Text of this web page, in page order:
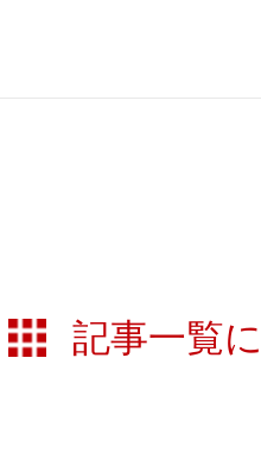
記事一覧